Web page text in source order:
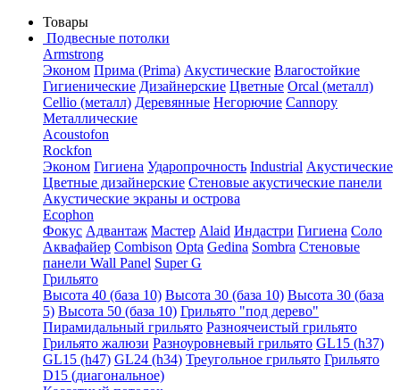
Товары
Подвесные потолки
Armstrong
Эконом Прима (Prima) Акустические Влагостойкие
Гигиенические Дизайнерские Цветные Orcal (металл)
Cellio (металл) Деревянные Негорючие Cannopy
Металлические
Acoustofon
Rockfon
Эконом Гигиена Ударопрочность Industrial Акустические
Цветные дизайнерские Стеновые акустические панели
Акустические экраны и острова
Ecophon
Фокус Адвантаж Мастер Alaid Индастри Гигиена Соло
Аквафайер Combison Opta Gedina Sombra Стеновые
панели Wall Panel Super G
Грильято
Высота 40 (база 10) Высота 30 (база 10) Высота 30 (база
5) Высота 50 (база 10) Грильято "под дерево"
Пирамидальный грильято Разноячеистый грильято
Грильято жалюзи Разноуровневый грильято GL15 (h37)
GL15 (h47) GL24 (h34) Треугольное грильято Грильято
D15 (диагональное)